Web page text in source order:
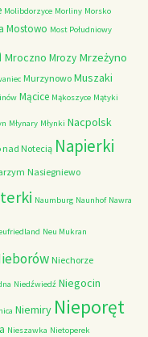
Molibdorzyce Morliny Morsko
Mostowo Most Południowy
Mroczno Mrozy Mrzeżyno
Murzynowo Muszaki
Mącice Mąkoszyce Mątyki
Młynary Młynki Nacpolsk
nad Notecią Napierki
Nasiegniewo
Naumburg Naunhof Nawra
Neu Mukran
Niechorze
Niedźwiedź Niegocin
Niemiry Nieporęt
Nieszawka Nietoperek